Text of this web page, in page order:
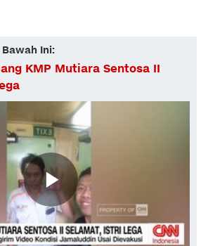
Ini:
KMP Mutiara Sentosa II